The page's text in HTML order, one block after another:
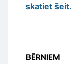
skatiet šeit.
BĒRNIEM